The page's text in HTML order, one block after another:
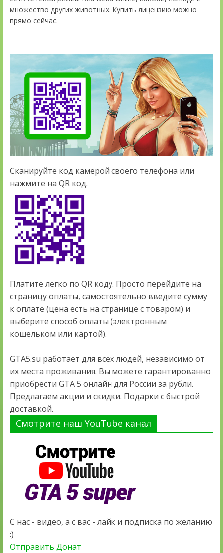
множество других животных. Купить лицензию можно
прямо сейчас.
Сканируйте код камерой своего телефона или
нажмите на QR код.
Платите легко по QR коду. Просто перейдите на
страницу оплаты, самостоятельно введите сумму
к оплате (цена есть на странице с товаром) и
выберите способ оплаты (электронным
кошельком или картой).
GTA5.su работает для всех людей, независимо от
их места проживания. Вы можете гарантированно
приобрести GTA 5 онлайн для России за рубли.
Предлагаем акции и скидки. Подарки с быстрой
доставкой.
Смотрите наш YouTube канал
С нас - видео, а с вас - лайк и подписка по желанию
:)
Отправить Донат